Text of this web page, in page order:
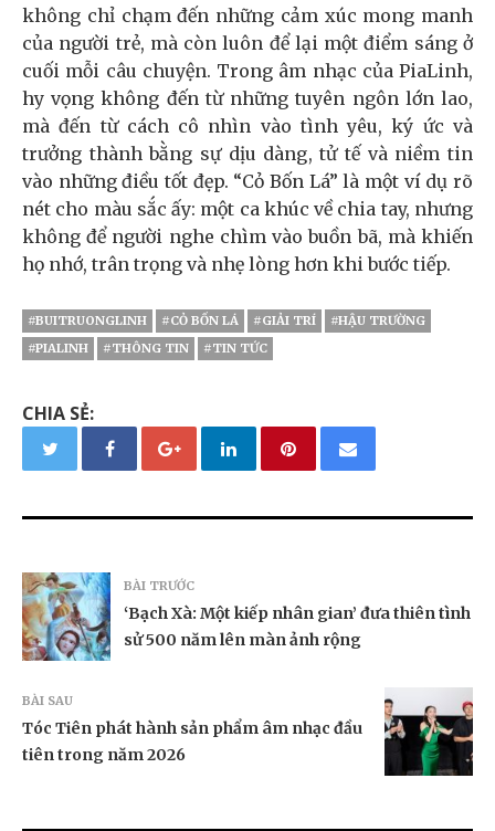
không chỉ chạm đến những cảm xúc mong manh
của người trẻ, mà còn luôn để lại một điểm sáng ở
cuối mỗi câu chuyện. Trong âm nhạc của PiaLinh,
hy vọng không đến từ những tuyên ngôn lớn lao,
mà đến từ cách cô nhìn vào tình yêu, ký ức và
trưởng thành bằng sự dịu dàng, tử tế và niềm tin
vào những điều tốt đẹp. “Cỏ Bốn Lá” là một ví dụ rõ
nét cho màu sắc ấy: một ca khúc về chia tay, nhưng
không để người nghe chìm vào buồn bã, mà khiến
họ nhớ, trân trọng và nhẹ lòng hơn khi bước tiếp.
#BUITRUONGLINH #CỎ BỐN LÁ #GIẢI TRÍ
#HẬU TRƯỜNG
#PIALINH
#THÔNG TIN #TIN TỨC
CHIA SẺ:
BÀI TRƯỚC
‘Bạch Xà: Một kiếp nhân gian’ đưa thiên tình
sử 500 năm lên màn ảnh rộng
BÀI SAU
Tóc Tiên phát hành sản phẩm âm nhạc đầu
tiên trong năm 2026